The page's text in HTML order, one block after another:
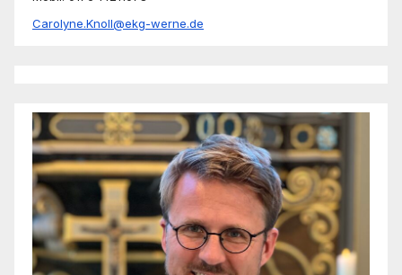
Carolyne.Knoll@ekg-werne.de